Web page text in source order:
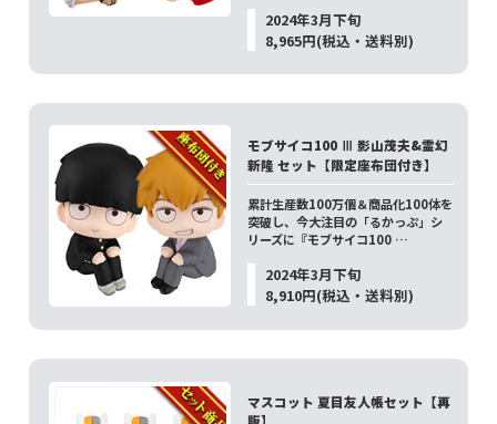
2024年3月下旬
8,965円(税込・送料別)
モブサイコ100 Ⅲ 影山茂夫&霊幻
新隆 セット【限定座布団付き】
累計生産数100万個＆商品化100体を
突破し、今大注目の「るかっぷ」シ
リーズに『モブサイコ100 …
2024年3月下旬
8,910円(税込・送料別)
マスコット 夏目友人帳セット【再
販】